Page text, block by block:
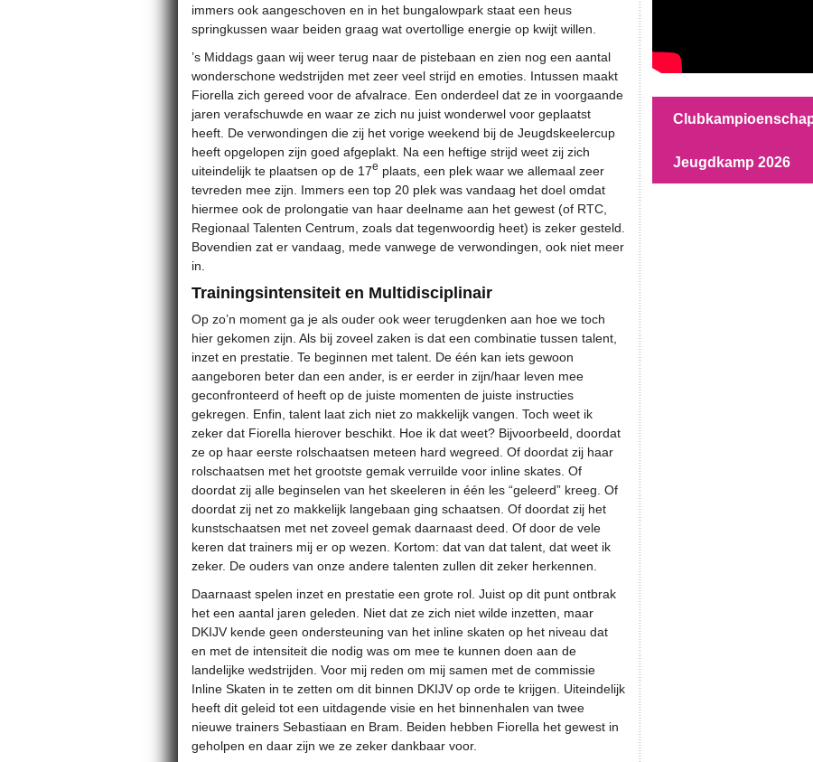
immers ook aangeschoven en in het bungalowpark staat een heus
springkussen waar beiden graag wat overtollige energie op kwijt willen.
’s Middags gaan wij weer terug naar de pistebaan en zien nog een aantal
wonderschone wedstrijden met zeer veel strijd en emoties. Intussen maakt
Fiorella zich gereed voor de afvalrace. Een onderdeel dat ze in voorgaande
jaren verafschuwde en waar ze zich nu juist wonderwel voor geplaatst
heeft. De verwondingen die zij het vorige weekend bij de Jeugdskeelercup
heeft opgelopen zijn goed afgeplakt. Na een heftige strijd weet zij zich
uiteindelijk te plaatsen op de 17e plaats, een plek waar we allemaal zeer
tevreden mee zijn. Immers een top 20 plek was vandaag het doel omdat
hiermee ook de prolongatie van haar deelname aan het gewest (of RTC,
Regionaal Talenten Centrum, zoals dat tegenwoordig heet) is zeker gesteld.
Bovendien zat er vandaag, mede vanwege de verwondingen, ook niet meer
in.
Trainingsintensiteit en Multidisciplinair
Op zo’n moment ga je als ouder ook weer terugdenken aan hoe we toch
hier gekomen zijn. Als bij zoveel zaken is dat een combinatie tussen talent,
inzet en prestatie. Te beginnen met talent. De één kan iets gewoon
aangeboren beter dan een ander, is er eerder in zijn/haar leven mee
geconfronteerd of heeft op de juiste momenten de juiste instructies
gekregen. Enfin, talent laat zich niet zo makkelijk vangen. Toch weet ik
zeker dat Fiorella hierover beschikt. Hoe ik dat weet? Bijvoorbeeld, doordat
ze op haar eerste rolschaatsen meteen hard wegreed. Of doordat zij haar
rolschaatsen met het grootste gemak verruilde voor inline skates. Of
doordat zij alle beginselen van het skeeleren in één les “geleerd” kreeg. Of
doordat zij net zo makkelijk langebaan ging schaatsen. Of doordat zij het
kunstschaatsen met net zoveel gemak daarnaast deed. Of door de vele
keren dat trainers mij er op wezen. Kortom: dat van dat talent, dat weet ik
zeker. De ouders van onze andere talenten zullen dit zeker herkennen.
Daarnaast spelen inzet en prestatie een grote rol. Juist op dit punt ontbrak
het een aantal jaren geleden. Niet dat ze zich niet wilde inzetten, maar
DKIJV kende geen ondersteuning van het inline skaten op het niveau dat
en met de intensiteit die nodig was om mee te kunnen doen aan de
landelijke wedstrijden. Voor mij reden om mij samen met de commissie
Inline Skaten in te zetten om dit binnen DKIJV op orde te krijgen. Uiteindelijk
heeft dit geleid tot een uitdagende visie en het binnenhalen van twee
nieuwe trainers Sebastiaan en Bram. Beiden hebben Fiorella het gewest in
geholpen en daar zijn we ze zeker dankbaar voor.
Jeugdkamp 2026